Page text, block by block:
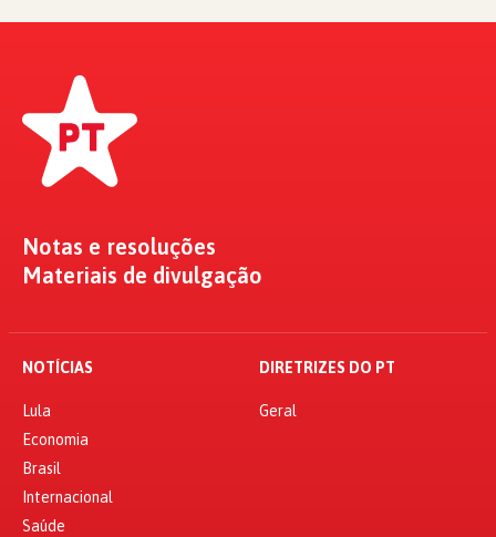
Notas e resoluções
Materiais de divulgação
NOTÍCIAS
Lula
Economia
Brasil
Internacional
Saúde
DIRETRIZES DO PT
Geral